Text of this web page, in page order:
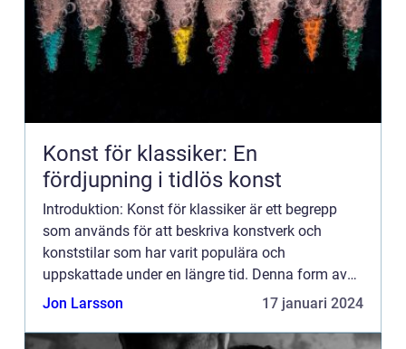
Konst för klassiker: En
fördjupning i tidlös konst
Introduktion: Konst för klassiker är ett begrepp
som används för att beskriva konstverk och
konststilar som har varit populära och
uppskattade under en längre tid. Denna form av
konst kan betraktas som tidlös och har en fortsatt
Jon Larsson 17 januari 2024